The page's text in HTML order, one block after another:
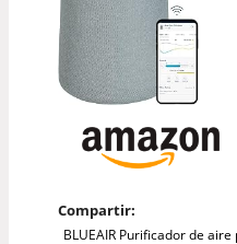
Compartir:
BLUEAIR Purificador de